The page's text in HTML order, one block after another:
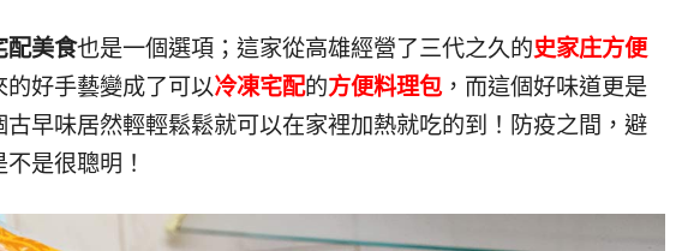
配美食也是一個選項；這家從高雄經營了三代之久的史家庄方便
的好手藝變成了可以冷凍宅配的方便料理包，而這個好味道更是
早味居然輕輕鬆鬆就可以在家裡加熱就吃的到！防疫之間，避
是很聰明！